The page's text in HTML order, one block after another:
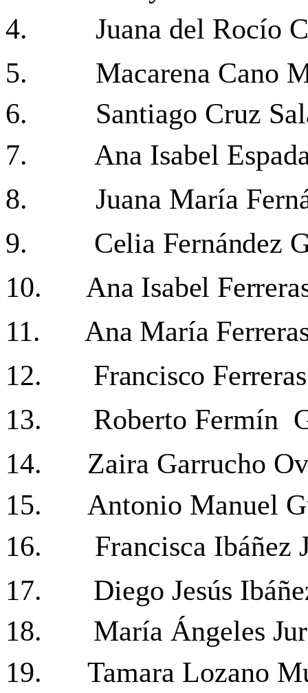
4.
Juana del Rocío
5.
Macarena Cano
6.
Santiago Cruz
7.
Ana Isabel
8.
Juana María
9. Celia Fernández
10. Ana Isabel
11. Ana María Ferreras
12.
Francisco
13.
Roberto Fermín
14.
Zaira Garrucho
15.
Antonio Manuel
16.
Francisca Ibáñez
17.
Diego Jesús
18.
María Ángeles
19.
Tamara Lozano